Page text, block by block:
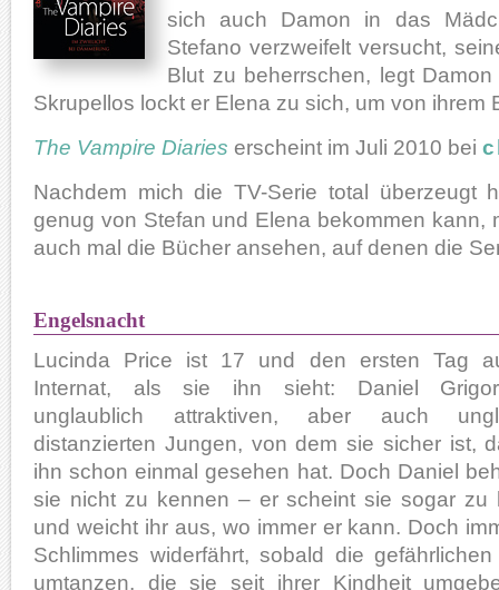
sich auch Damon in das
Stefano verzweifelt versucht,
Blut zu beherrschen, legt
Skrupellos lockt er Elena zu sich, um von
The Vampire Diaries erscheint im Juli 2010 bei
Nachdem mich die TV-Serie total überzeugt
genug von Stefan und Elena bekommen kann,
auch mal die Bücher ansehen, auf denen die
Engelsnacht
Lucinda Price ist 17 und den ersten Tag
Internat, als sie ihn sieht: Daniel
unglaublich attraktiven, aber auch
distanzierten Jungen, von dem sie sicher ist,
ihn schon einmal gesehen hat. Doch Daniel
sie nicht zu kennen – er scheint sie sogar zu
und weicht ihr aus, wo immer er kann. Doch
Schlimmes widerfährt, sobald die
umtanzen, die sie seit ihrer Kindheit